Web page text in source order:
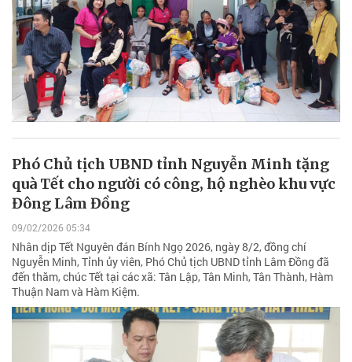
Phó Chủ tịch UBND tỉnh Nguyễn Minh tặng
quà Tết cho người có công, hộ nghèo khu vực
Đông Lâm Đồng
09/02/2026 05:34
Nhân dịp Tết Nguyên đán Bính Ngọ 2026, ngày 8/2, đồng chí
Nguyễn Minh, Tỉnh ủy viên, Phó Chủ tịch UBND tỉnh Lâm Đồng đã
đến thăm, chúc Tết tại các xã: Tân Lập, Tân Minh, Tân Thành, Hàm
Thuận Nam và Hàm Kiệm.